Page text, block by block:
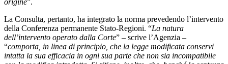
origine”.
La Consulta, pertanto, ha integrato la norma prevedendo l’intervento
della Conferenza permanente Stato-Regioni. “La natura
dell’intervento operato dalla Corte” – scrive l’Agenzia –
“comporta, in linea di principio, che la legge modificata conservi
intatta la sua efficacia in ogni sua parte che non sia incompatibile